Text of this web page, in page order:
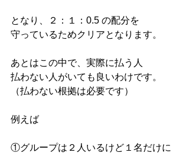
となり、２：１：0.5 の配分を
守っているためクリアとなります。
あとはこの中で、実際に払う人
払わない人がいても良いわけです。
（払わない根拠は必要です）
例えば
①グループは２人いるけど１名だけに